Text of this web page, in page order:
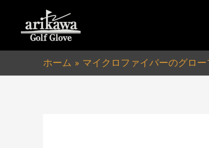
キ
ホーム マイクロファイバーのグロ